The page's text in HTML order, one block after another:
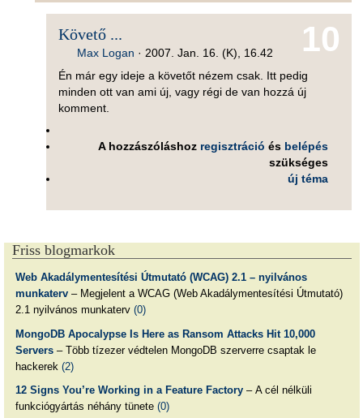
10
Követő ...
Max Logan ·2007. Jan. 16. (K), 16.42
Én már egy ideje a követőt nézem csak. Itt pedig
minden ott van ami új, vagy régi de van hozzá új
komment.
A hozzászóláshoz regisztráció és belépés
szükséges
új téma
Friss blogmarkok
Web Akadálymentesítési Útmutató (WCAG) 2.1 – nyilvános
munkaterv– Megjelent a WCAG (Web Akadálymentesítési Útmutató)
2.1 nyilvános munkaterv (0)
MongoDB Apocalypse Is Here as Ransom Attacks Hit 10,000
Servers– Több tízezer védtelen MongoDB szerverre csaptak le
hackerek (2)
12 Signs You’re Working in a Feature Factory– A cél nélküli
funkciógyártás néhány tünete (0)